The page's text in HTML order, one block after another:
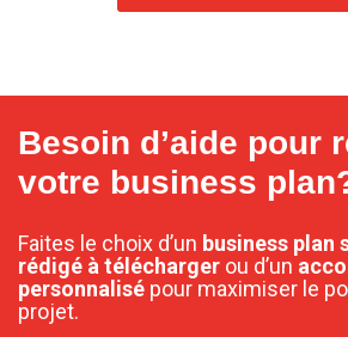
Besoin d’aide pour
votre business
Faites le choix d’un business plan
rédigé à télécharger ou d’un
personnalisé pour maximiser le
projet.